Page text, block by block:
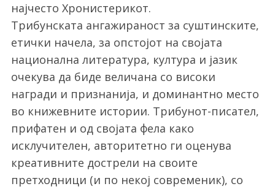
најчесто Хронистерикот.
Трибунската ангажираност за суштинските,
етички начела, за опстојот на својата
национална литература, култура и јазик
очекува да биде величана со високи
награди и признанија, и доминантно место
во книжевните истории. Трибунот-писател,
прифатен и од својата фела како
исклучителен, авторитетно ги оценува
креативните дострели на своите
претходници (и по некој современик), со